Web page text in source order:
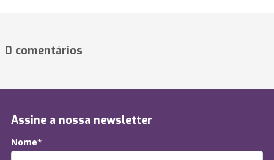
0 comentários
Assine a nossa newsletter
Nome*